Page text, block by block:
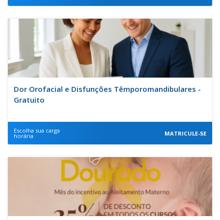
Dor Orofacial e Disfunções Têmporomandibulares -
Gratuito
Escolha sua carga
horária MATRICULE-SE